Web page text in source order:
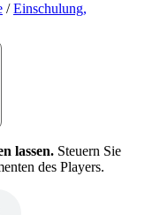
/Einschulung,
lassen. Steuern Sie
des Players.